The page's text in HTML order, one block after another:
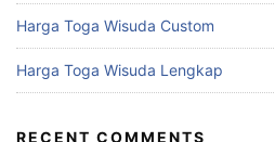
Harga Toga Wisuda Custom
Harga Toga Wisuda Lengkap
RECENT COMMENTS